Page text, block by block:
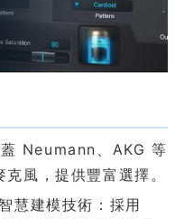
Neumann、AKG 等
風，提供豐富選擇。
建模技術：採用